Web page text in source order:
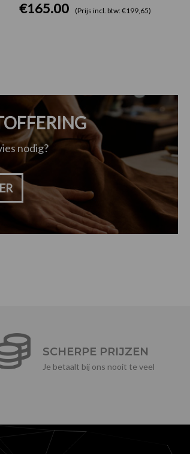
€165.00 (Prijs incl. btw: €199,65)
nodig?
SCHERPE PRIJZEN
Je betaalt bij ons nooit te veel